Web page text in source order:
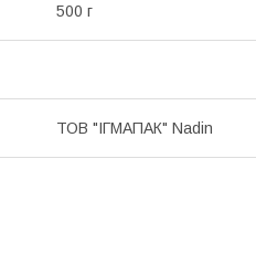
500 г
ТОВ "ІГМАПАК" Nadin